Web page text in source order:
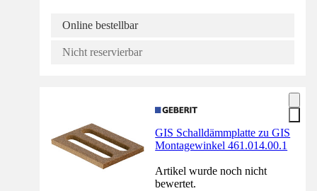
Online bestellbar
Nicht reservierbar
GIS Schalldämmplatte zu GIS
Montagewinkel 461.014.00.1
Artikel wurde noch nicht
bewertet.